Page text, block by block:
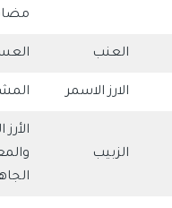
العنب
الارز الاسمر
الزبيب
الأرز